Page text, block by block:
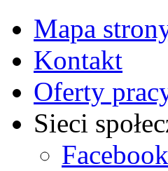
Mapa
Kontakt
Oferty
Sieci
Facebook